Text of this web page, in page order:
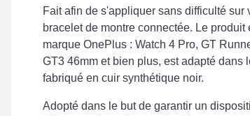
Fait afin de s'appliquer sans difficulté
bracelet de montre connectée. Le
marque OnePlus : Watch 4 Pro, GT
GT3 46mm et bien plus, est adapté dans
fabriqué en cuir synthétique noir.
Adopté dans le but de garantir un